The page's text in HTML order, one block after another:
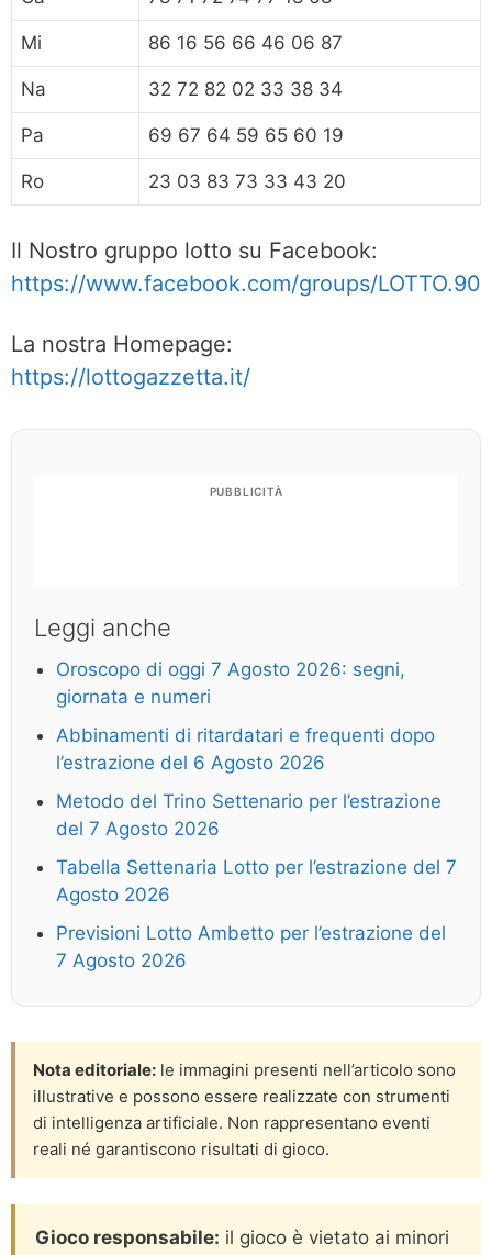
Mi 86 16 56 66 46 06 87
Na 32 72 82 02 33 38 34
Pa 69 67 64 59 65 60 19
Ro 23 03 83 73 33 43 20
Il Nostro gruppo lotto su Facebook:
https://www.facebook.com/groups/LOTTO.90
La nostra Homepage:
https://lottogazzetta.it/
PUBBLICITÀ
Leggi anche
Oroscopo di oggi 7 Agosto 2026: segni,
giornata e numeri
Abbinamenti di ritardatari e frequenti dopo
l’estrazione del 6 Agosto 2026
Metodo del Trino Settenario per l’estrazione
del 7 Agosto 2026
Tabella Settenaria Lotto per l’estrazione del 7
Agosto 2026
Previsioni Lotto Ambetto per l’estrazione del
7 Agosto 2026
Nota editoriale: le immagini presenti nell’articolo sono
illustrative e possono essere realizzate con strumenti
di intelligenza artificiale. Non rappresentano eventi
reali né garantiscono risultati di gioco.
Gioco responsabile: il gioco è vietato ai minori